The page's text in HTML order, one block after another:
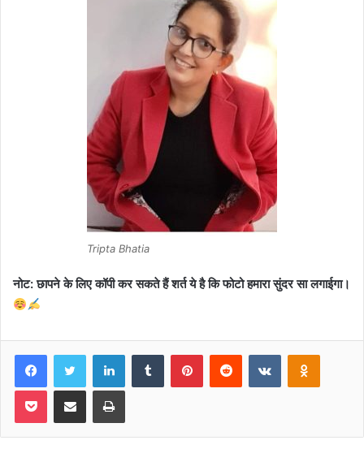
Tripta Bhatia
नोट: छापने के लिए कॉपी कर सकते हैं शर्त ये है कि फोटो हमारा सुंदर सा लगाईगा।
FacebookTwitter LinkedInTumblr PinterestReddit VKontakte
Pocket Share via Email Print